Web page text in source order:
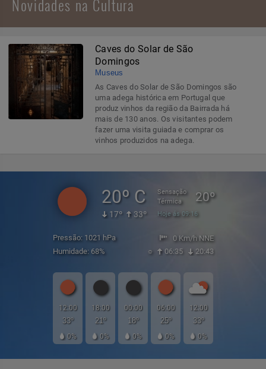
Novidades na Cultura
Caves do Solar de São
Domingos
Museus
As Caves do Solar de São Domingos são
uma adega histórica em Portugal que
produz vinhos da região da Bairrada há
mais de 130 anos. Os visitantes podem
fazer uma visita guiada e comprar os
vinhos produzidos na adega.
20º C
17º 33º
Sensação
Térmica
20º
Hoje ás 09:16
Pressão: 1021 hPa
0 Km/h NNE
Humidade: 68%
☼ 06:35 20:43
12:00
33º
0%
18:00
21º
0%
00:00
18º
0%
06:00
25º
0%
12:00
33º
0%